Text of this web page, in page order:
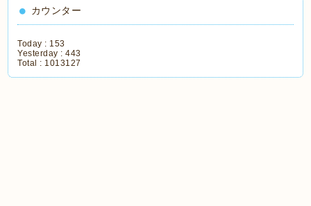
カウンター
Today : 153
Yesterday :443
Total : 1013127